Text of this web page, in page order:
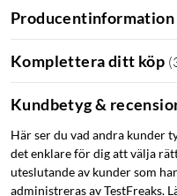
Energieffektiv
Hanterar
Mercusys MS105G
portar, vilket gör den
bandbreddskrävande
filöverföringar, anslutning
Producentinformation
Komplettera ditt köp (
Kundbetyg &
Här ser du vad andra kunder
det enklare för dig att välja
uteslutande av kunder som
administreras av TestFreaks.